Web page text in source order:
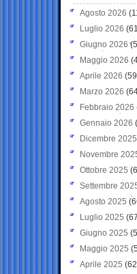
Agosto 2026
Luglio 2026
Giugno 2026
Maggio 2026
Aprile 2026
Marzo 2026
Febbraio 2026
Gennaio 2026
Dicembre 2025
Novembre
Ottobre 2025
Settembre
Agosto 2025
Luglio 2025
Giugno 2025
Maggio 2025
Aprile 2025